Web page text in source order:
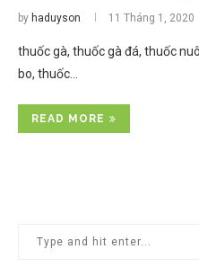
by haduyson 11 Tháng 1, 2020
thuốc gà, thuốc gà đá, thuốc
bo, thuốc…
READ MORE